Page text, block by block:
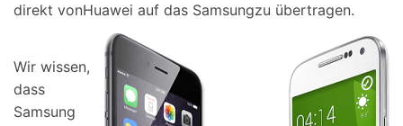
direkt vonHuawei auf das Samsungzu übertragen.
Wir wissen,
dass
Samsung